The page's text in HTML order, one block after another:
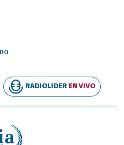
RADIOLIDER EN VIVO